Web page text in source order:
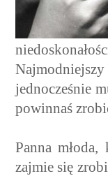
jednocześnie
powinnaś
Panna
zajmie się